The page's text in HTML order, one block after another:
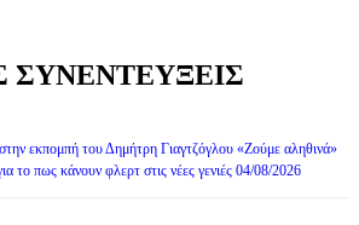
ΣΥΝΕΝΤΕΥΞΕΙΣ
εκπομπή του Δημήτρη Γιαγτζόγλου «Ζούμε αληθινά»
το πως κάνουν φλερτ στις νέες γενιές 04/08/2026